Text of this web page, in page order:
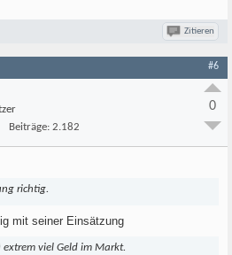
Zitieren
#6
Beiträge: 2.182
0
richtig.
mit seiner Einsätzung
extrem viel Geld im Markt.